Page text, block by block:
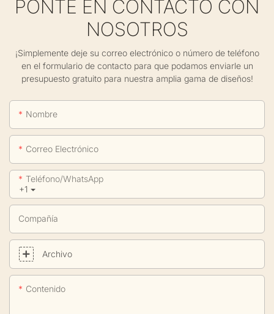
PONTE EN CONTACTO CON
NOSOTROS
¡Simplemente deje su correo electrónico o número de teléfono
en el formulario de contacto para que podamos enviarle un
presupuesto gratuito para nuestra amplia gama de diseños!
Nombre
Correo Electrónico
+1
Teléfono/WhatsApp
Compañía
Archivo
Contenido